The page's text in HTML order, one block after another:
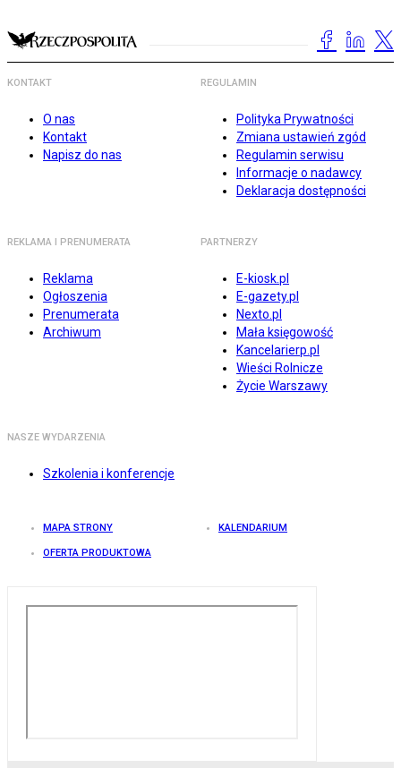
KONTAKT
O nas
Kontakt
Napisz do nas
REGULAMIN
Polityka Prywatności
Zmiana ustawień zgód
Regulamin serwisu
Informacje o nadawcy
Deklaracja dostępności
REKLAMA I PRENUMERATA
Reklama
Ogłoszenia
Prenumerata
Archiwum
PARTNERZY
E-kiosk.pl
E-gazety.pl
Nexto.pl
Mała księgowość
Kancelarierp.pl
Wieści Rolnicze
Życie Warszawy
NASZE WYDARZENIA
Szkolenia i konferencje
MAPA STRONY KALENDARIUM
OFERTA PRODUKTOWA